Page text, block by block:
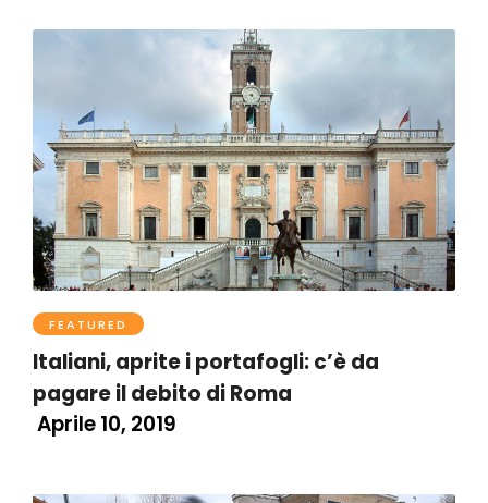
FEATURED
Italiani, aprite i portafogli: c’è da
pagare il debito di Roma
Aprile 10, 2019